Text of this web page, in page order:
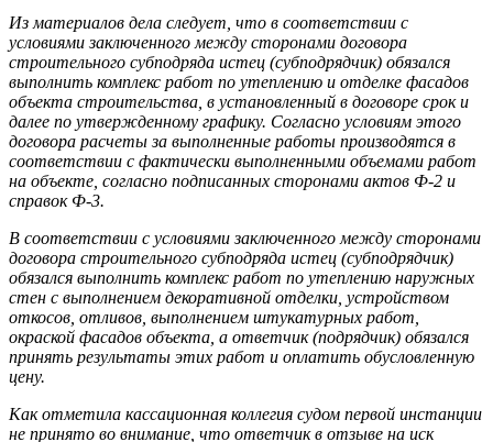
Из материалов дела следует, что в соответствии с
условиями заключенного между сторонами договора
строительного субподряда истец (субподрядчик) обязался
выполнить комплекс работ по утеплению и отделке фасадов
объекта строительства, в установленный в договоре срок и
далее по утвержденному графику. Согласно условиям этого
договора расчеты за выполненные работы производятся в
соответствии с фактически выполненными объемами работ
на объекте, согласно подписанных сторонами актов Ф-2 и
справок Ф-3.
В соответствии с условиями заключенного между сторонами
договора строительного субподряда истец (субподрядчик)
обязался выполнить комплекс работ по утеплению наружных
стен с выполнением декоративной отделки, устройством
откосов, отливов, выполнением штукатурных работ,
окраской фасадов объекта, а ответчик (подрядчик) обязался
принять результаты этих работ и оплатить обусловленную
цену.
Как отметила кассационная коллегия судом первой инстанции
не принято во внимание, что ответчик в отзыве на иск